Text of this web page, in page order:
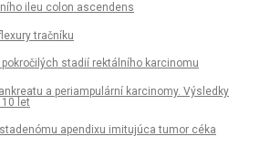
ileu colon ascendens
tračníku
pokročilých stadií rektálního karcinomu
a periampulární karcinomy. Výsledky
let
apendixu imitujúca tumor céka